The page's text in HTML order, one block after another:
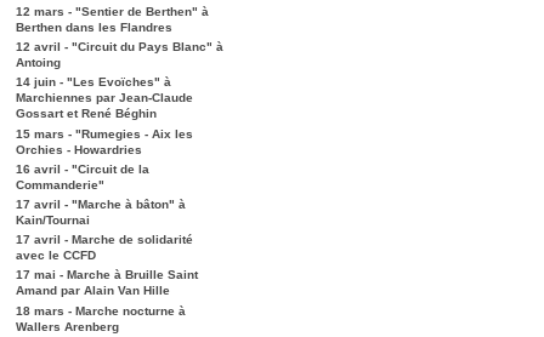
12 mars - "Sentier de Berthen" à
Berthen dans les Flandres
12 avril - "Circuit du Pays Blanc" à
Antoing
14 juin - "Les Evoïches" à
Marchiennes par Jean-Claude
Gossart et René Béghin
15 mars - "Rumegies - Aix les
Orchies - Howardries
16 avril - "Circuit de la
Commanderie"
17 avril - "Marche à bâton" à
Kain/Tournai
17 avril - Marche de solidarité
avec le CCFD
17 mai - Marche à Bruille Saint
Amand par Alain Van Hille
18 mars - Marche nocturne à
Wallers Arenberg